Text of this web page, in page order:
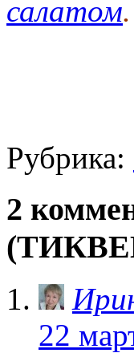
салатом
Рубрика:
2
22